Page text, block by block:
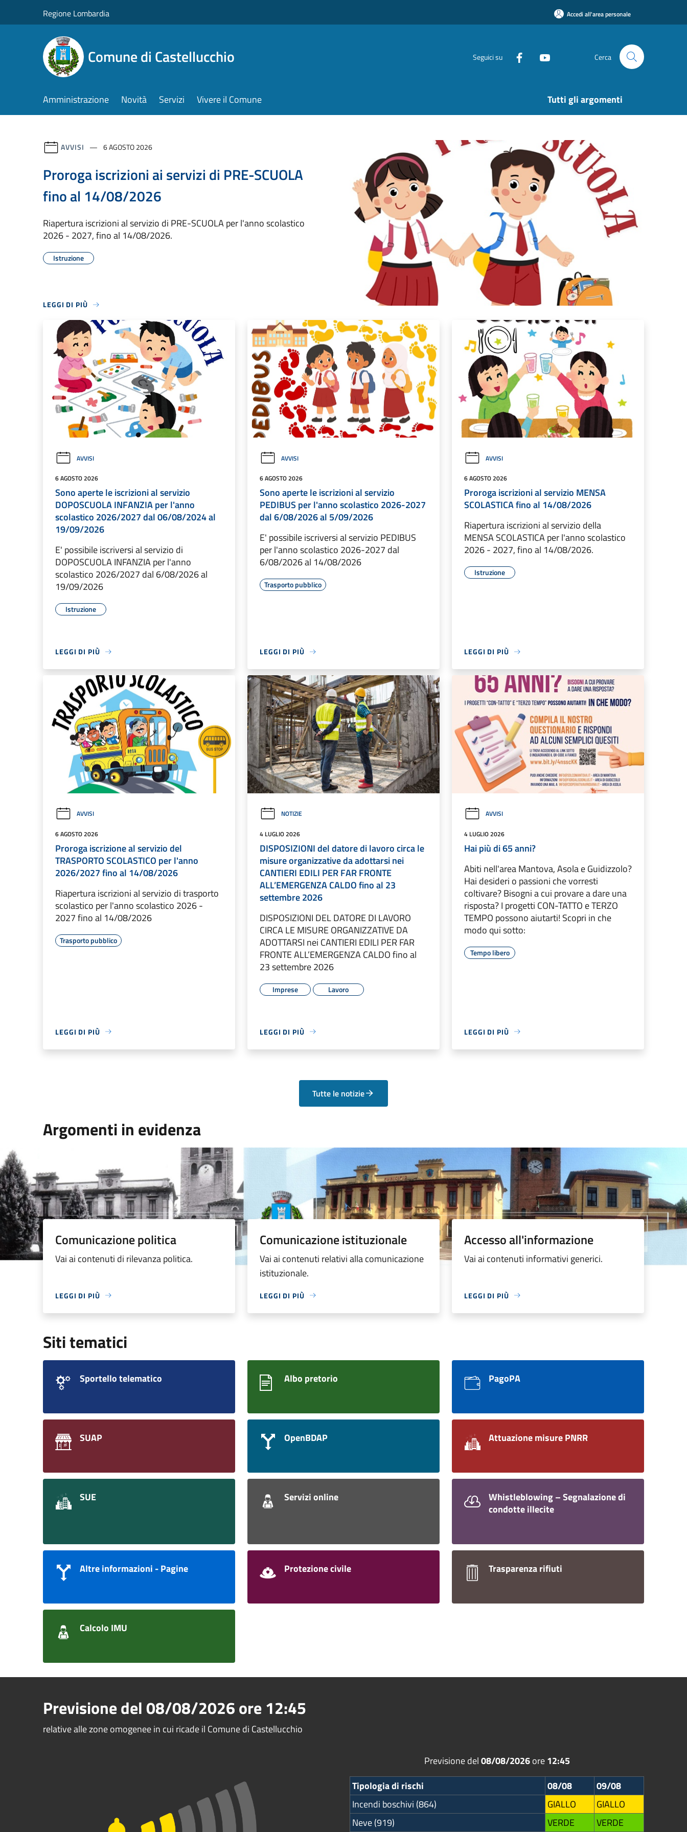
Regione Lombardia Accedi all'area personale
Comune di Castellucchio Seguici su Cerca
Amministrazione Novità Servizi Vivere il Comune Tutti gli argomenti
AVVISI 6 AGOSTO 2026
Proroga iscrizioni ai servizi di PRE-SCUOLA
fino al 14/08/2026
Riapertura iscrizioni al servizio di PRE-SCUOLA per l'anno scolastico
2026 - 2027, fino al 14/08/2026.
Istruzione
LEGGI DI PIÙ
AVVISI
6 AGOSTO 2026
Sono aperte le iscrizioni al servizio
DOPOSCUOLA INFANZIA per l'anno
scolastico 2026/2027 dal 06/08/2024 al
19/09/2026
E' possibile iscriversi al servizio di
DOPOSCUOLA INFANZIA per l'anno
scolastico 2026/2027 dal 6/08/2026 al
19/09/2026
Istruzione
LEGGI DI PIÙ
AVVISI
6 AGOSTO 2026
Sono aperte le iscrizioni al servizio
PEDIBUS per l'anno scolastico 2026-2027
dal 6/08/2026 al 5/09/2026
E' possibile iscriversi al servizio PEDIBUS
per l'anno scolastico 2026-2027 dal
6/08/2026 al 14/08/2026
Trasporto pubblico
LEGGI DI PIÙ
AVVISI
6 AGOSTO 2026
Proroga iscrizioni al servizio MENSA
SCOLASTICA fino al 14/08/2026
Riapertura iscrizioni al servizio della
MENSA SCOLASTICA per l'anno scolastico
2026 - 2027, fino al 14/08/2026.
Istruzione
LEGGI DI PIÙ
AVVISI
6 AGOSTO 2026
Proroga iscrizione al servizio del
TRASPORTO SCOLASTICO per l'anno
2026/2027 fino al 14/08/2026
Riapertura iscrizioni al servizio di trasporto
scolastico per l'anno scolastico 2026 -
2027 fino al 14/08/2026
Trasporto pubblico
LEGGI DI PIÙ
NOTIZIE
4 LUGLIO 2026
DISPOSIZIONI del datore di lavoro circa le
misure organizzative da adottarsi nei
CANTIERI EDILI PER FAR FRONTE
ALL’EMERGENZA CALDO fino al 23
settembre 2026
DISPOSIZIONI DEL DATORE DI LAVORO
CIRCA LE MISURE ORGANIZZATIVE DA
ADOTTARSI nei CANTIERI EDILI PER FAR
FRONTE ALL’EMERGENZA CALDO fino al
23 settembre 2026
Imprese Lavoro
LEGGI DI PIÙ
AVVISI
4 LUGLIO 2026
Hai più di 65 anni?
Abiti nell'area Mantova, Asola e Guidizzolo?
Hai desideri o passioni che vorresti
coltivare? Bisogni a cui provare a dare una
risposta? I progetti CON-TATTO e TERZO
TEMPO possono aiutarti! Scopri in che
modo qui sotto:
Tempo libero
LEGGI DI PIÙ
Tutte le notizie
Argomenti in evidenza
Comunicazione politica
Vai ai contenuti di rilevanza politica.
LEGGI DI PIÙ
Comunicazione istituzionale
Vai ai contenuti relativi alla comunicazione
istituzionale.
LEGGI DI PIÙ
Accesso all'informazione
Vai ai contenuti informativi generici.
LEGGI DI PIÙ
Siti tematici
Sportello telematico Albo pretorio PagoPA
SUAP OpenBDAP Attuazione misure PNRR
SUE Servizi online
Whistleblowing – Segnalazione di
condotte illecite
Altre informazioni - Pagine Protezione civile Trasparenza rifiuti
Calcolo IMU
Previsione del08/08/2026ore12:45
relative alle zone omogenee in cui ricade il Comune di Castellucchio
Previsione del08/08/2026ore12:45
Tipologia di rischi
08/08
09/08
Incendi boschivi (864)
GIALLO
GIALLO
Neve (919)
VERDE VERDE